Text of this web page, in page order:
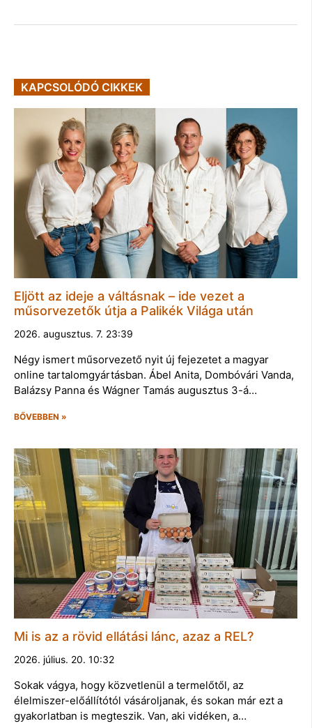
KAPCSOLÓDÓ CIKKEK
Eljött az ideje a váltásnak – ide vezet a
műsorvezetők útja a Palikék Világa után
2026. augusztus. 7. 23:39
Négy ismert műsorvezető nyit új fejezetet a magyar
online tartalomgyártásban. Ábel Anita, Dombóvári Vanda,
Balázsy Panna és Wágner Tamás augusztus 3-á…
BŐVEBBEN »
Mi is az a rövid ellátási lánc, azaz a REL?
2026. július. 20. 10:32
Sokak vágya, hogy közvetlenül a termelőtől, az
élelmiszer-előállítótól vásároljanak, és sokan már ezt a
gyakorlatban is megteszik. Van, aki vidéken, a…